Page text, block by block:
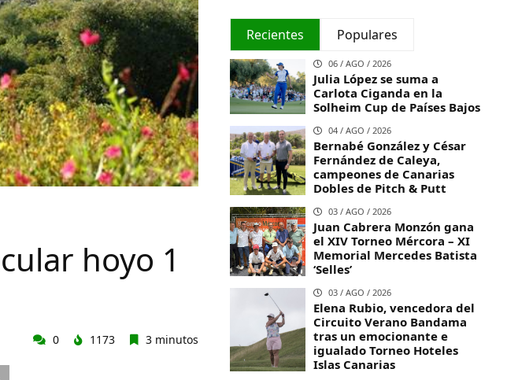
hoyo 1
0 1173 3 minutos
Recientes Populares
06 / AGO / 2026
Julia López se suma a
Carlota Ciganda en la
Solheim Cup de Países Bajos
04 / AGO / 2026
Bernabé González y César
Fernández de Caleya,
campeones de Canarias
Dobles de Pitch & Putt
03 / AGO / 2026
Juan Cabrera Monzón gana
el XIV Torneo Mércora – XI
Memorial Mercedes Batista
‘Selles’
03 / AGO / 2026
Elena Rubio, vencedora del
Circuito Verano Bandama
tras un emocionante e
igualado Torneo Hoteles
Islas Canarias